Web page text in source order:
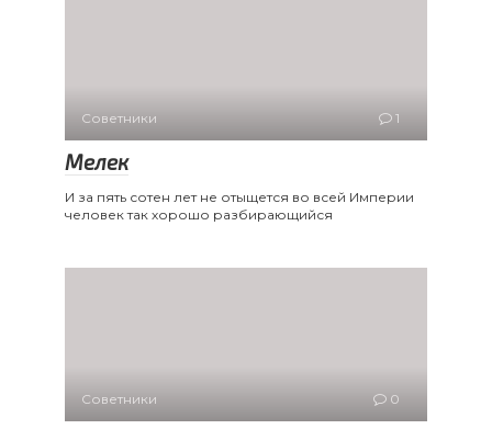
Советники 1
Мелек
И за пять сотен лет не отыщется во всей Империи
человек так хорошо разбирающийся
Советники 0